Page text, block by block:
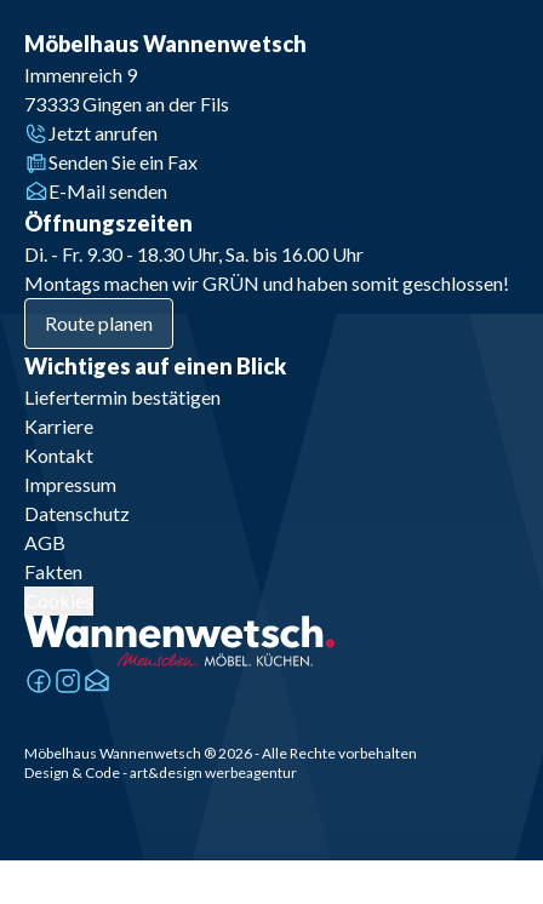
Möbelhaus Wannenwetsch
Immenreich 9
73333Gingen an der Fils
Jetzt anrufen
Senden Sie ein Fax
E-Mail senden
Öffnungszeiten
Di. - Fr. 9.30 - 18.30 Uhr, Sa. bis 16.00 Uhr
Montags machen wir GRÜN und haben somit geschlossen!
Route planen
Wichtiges auf einen Blick
Liefertermin bestätigen
Karriere
Kontakt
Impressum
Datenschutz
AGB
Fakten
Möbelhaus Wannenwetsch ®2026- Alle Rechte vorbehalten
Design & Code - art&design werbeagentur